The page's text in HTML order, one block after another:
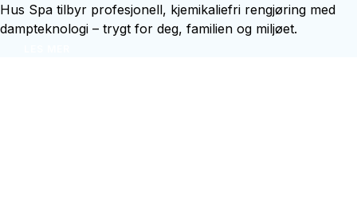
Hus Spa tilbyr profesjonell, kjemikaliefri rengjøring med
dampteknologi – trygt for deg, familien og miljøet.